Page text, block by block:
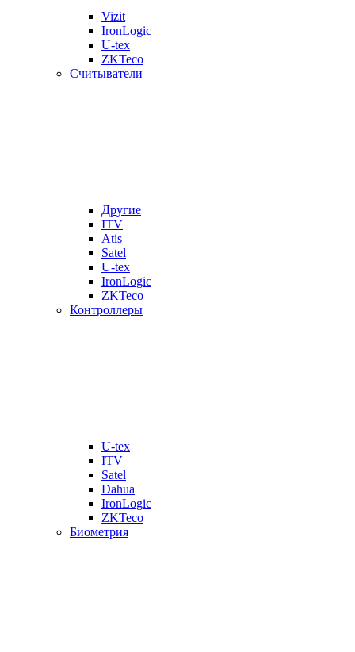
Vizit
IronLogic
U-tex
ZKTeco
Считыватели
Другие
ITV
Atis
Satel
U-tex
IronLogic
ZKTeco
Контроллеры
U-tex
ITV
Satel
Dahua
IronLogic
ZKTeco
Биометрия